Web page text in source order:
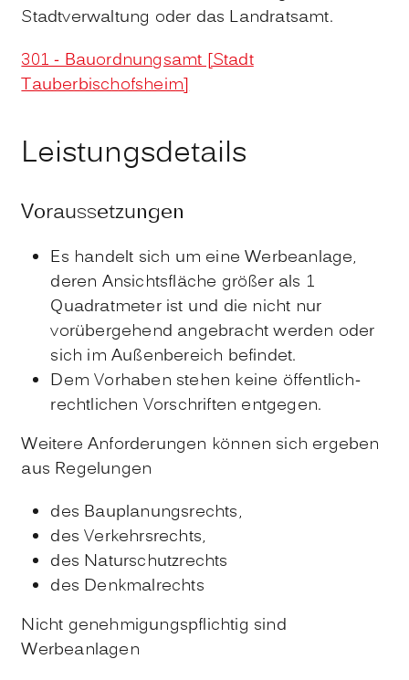
Stadtverwaltung oder das Landratsamt.
301 - Bauordnungsamt [Stadt
Tauberbischofsheim]
Leistungsdetails
Voraussetzungen
Es handelt sich um eine Werbeanlage,
deren Ansichtsfläche größer als 1
Quadratmeter ist und die nicht nur
vorübergehend angebracht werden oder
sich im Außenbereich befindet.
Dem Vorhaben stehen keine öffentlich-
rechtlichen Vorschriften entgegen.
Weitere Anforderungen können sich ergeben
aus Regelungen
des Bauplanungsrechts,
des Verkehrsrechts,
des Naturschutzrechts
des Denkmalrechts
Nicht genehmigungspflichtig sind
Werbeanlagen